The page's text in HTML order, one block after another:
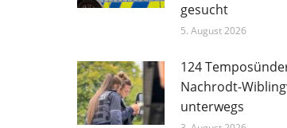
gesucht
5. August 2026
124
Nachrodt-
unterwegs